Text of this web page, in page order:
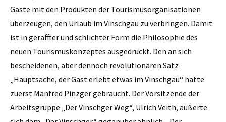
Gäste mit den Produkten der Tourismusorganisationen
überzeugen, den Urlaub im Vinschgau zu verbringen. Damit
ist in geraffter und schlichter Form die Philosophie des
neuen Tourismuskonzeptes ausgedrückt. Den an sich
bescheidenen, aber dennoch revolu­tionären Satz
„Hauptsache, der Gast erlebt etwas im Vinschgau“ hatte
zuerst Manfred Pinzger gebraucht. Der Vorsitzende der
Arbeitsgruppe „Der Vinschger Weg“, Ulrich Veith, äußerte